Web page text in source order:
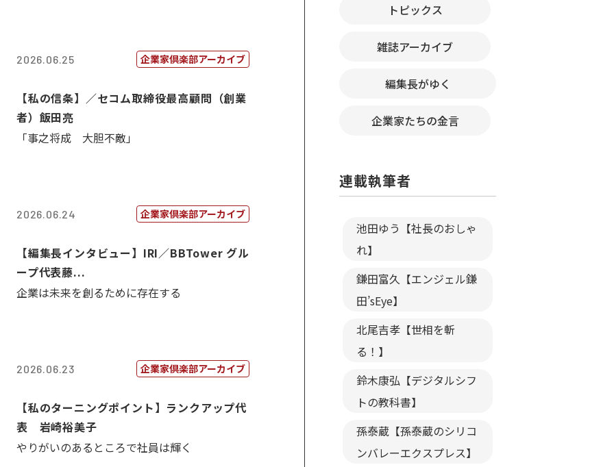
2026.06.25 企業家倶楽部アーカイブ
【私の信条】／セコム取締役最高顧問（創業
者）飯田亮
「事之将成 大胆不敵」
2026.06.24 企業家倶楽部アーカイブ
【編集長インタビュー】IRI／BBTower グル
ープ代表藤...
企業は未来を創るために存在する
2026.06.23 企業家倶楽部アーカイブ
【私のターニングポイント】ランクアップ代
表 岩崎裕美子
やりがいのあるところで社員は輝く
トピックス
雑誌アーカイブ
編集長がゆく
企業家たちの金言
連載執筆者
池田ゆう【社長のおしゃ
れ】
鎌田富久【エンジェル鎌
田’sEye】
北尾吉孝【世相を斬
る！】
鈴木康弘【デジタルシフ
トの教科書】
孫泰蔵【孫泰蔵のシリコ
ンバレーエクスプレス】